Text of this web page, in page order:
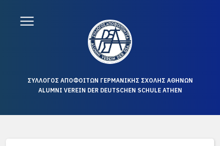
ΣΥΛΛΟΓΟΣ ΑΠΟΦΟΙΤΩΝ ΓΕΡΜΑΝΙΚΗΣ ΣΧΟΛΗΣ ΑΘΗΝΩΝ
ALUMNI VEREIN DER DEUTSCHEN SCHULE ATHEN